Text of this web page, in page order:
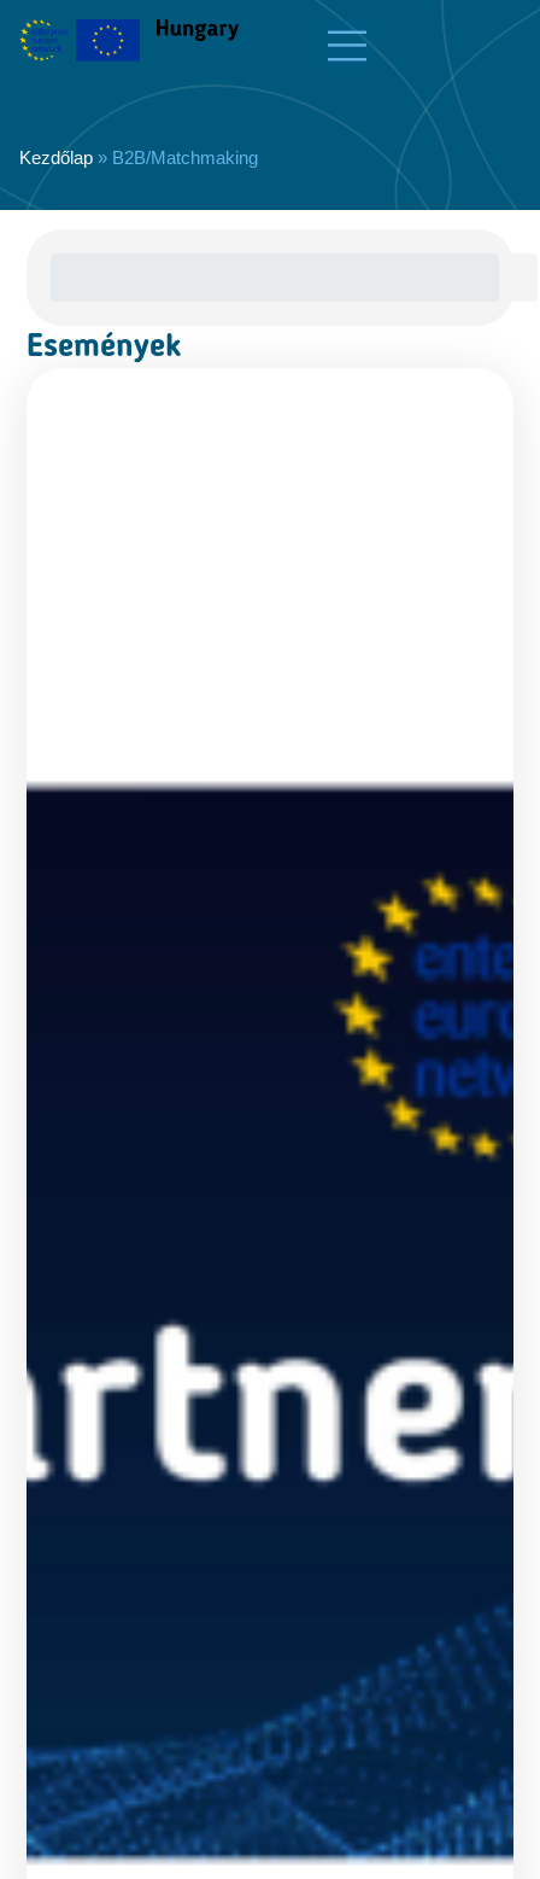
Kezdőlap » B2B/Matchmaking
Események